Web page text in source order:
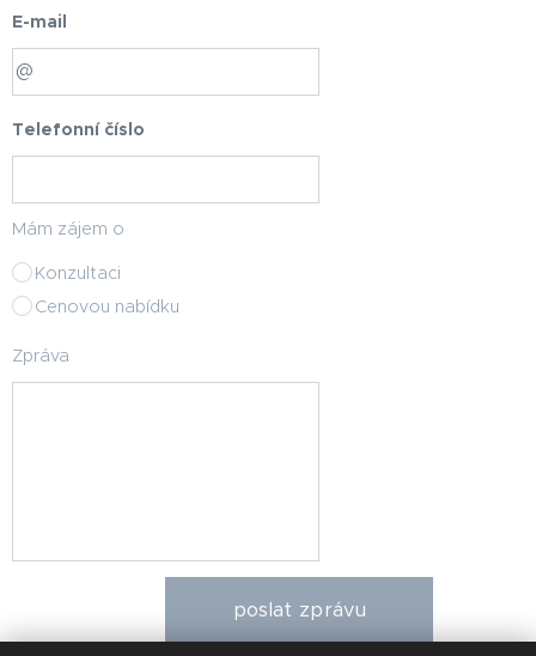
E-mail
Telefonní číslo
Mám zájem o
Konzultaci
Cenovou nabídku
Zpráva
poslat zprávu